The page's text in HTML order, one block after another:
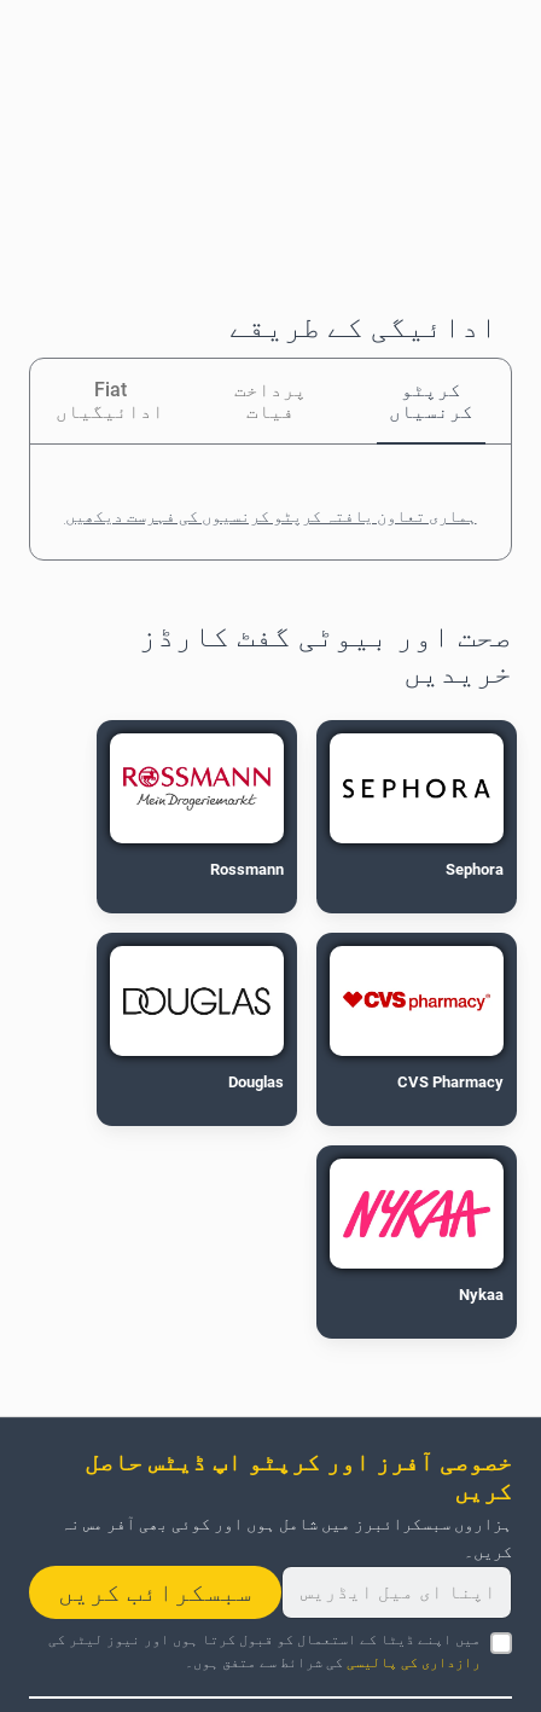
ادائیگی کے طریقے
کرپٹو
کرنسیاں
پرداخت
فیات
Fiat
ادائیگیاں
ہماری تعاون یافتہ کرپٹو کرنسیوں کی فہرست دیکھیں
صحت اور بیوٹی گفٹ کارڈز
خریدیں
Sephora
Rossmann
CVS Pharmacy
Douglas
Nykaa
خصوصی آفرز اور کرپٹو اپ ڈیٹس حاصل
کریں
ہزاروں سبسکرائبرز میں شامل ہوں اور کوئی بھی آفر مس نہ
کریں۔
سبسکرائب کریں
میں اپنے ڈیٹا کے استعمال کو قبول کرتا ہوں اور نیوز لیٹر کی
رازداری کی پالیسی
کی شرائط سے متفق ہوں۔